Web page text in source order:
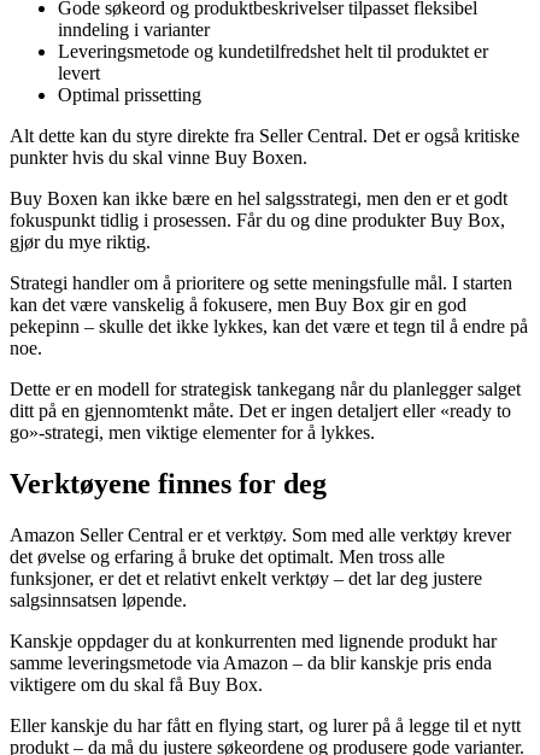
Gode søkeord og produktbeskrivelser tilpasset fleksibel
inndeling i varianter
Leveringsmetode og kundetilfredshet helt til produktet er
levert
Optimal prissetting
Alt dette kan du styre direkte fra Seller Central. Det er også kritiske
punkter hvis du skal vinne Buy Boxen.
Buy Boxen kan ikke bære en hel salgsstrategi, men den er et godt
fokuspunkt tidlig i prosessen. Får du og dine produkter Buy Box,
gjør du mye riktig.
Strategi handler om å prioritere og sette meningsfulle mål. I starten
kan det være vanskelig å fokusere, men Buy Box gir en god
pekepinn – skulle det ikke lykkes, kan det være et tegn til å endre på
noe.
Dette er en modell for strategisk tankegang når du planlegger salget
ditt på en gjennomtenkt måte. Det er ingen detaljert eller «ready to
go»-strategi, men viktige elementer for å lykkes.
Verktøyene finnes for deg
Amazon Seller Central er et verktøy. Som med alle verktøy krever
det øvelse og erfaring å bruke det optimalt. Men tross alle
funksjoner, er det et relativt enkelt verktøy – det lar deg justere
salgsinnsatsen løpende.
Kanskje oppdager du at konkurrenten med lignende produkt har
samme leveringsmetode via Amazon – da blir kanskje pris enda
viktigere om du skal få Buy Box.
Eller kanskje du har fått en flying start, og lurer på å legge til et nytt
produkt – da må du justere søkeordene og produsere gode varianter.